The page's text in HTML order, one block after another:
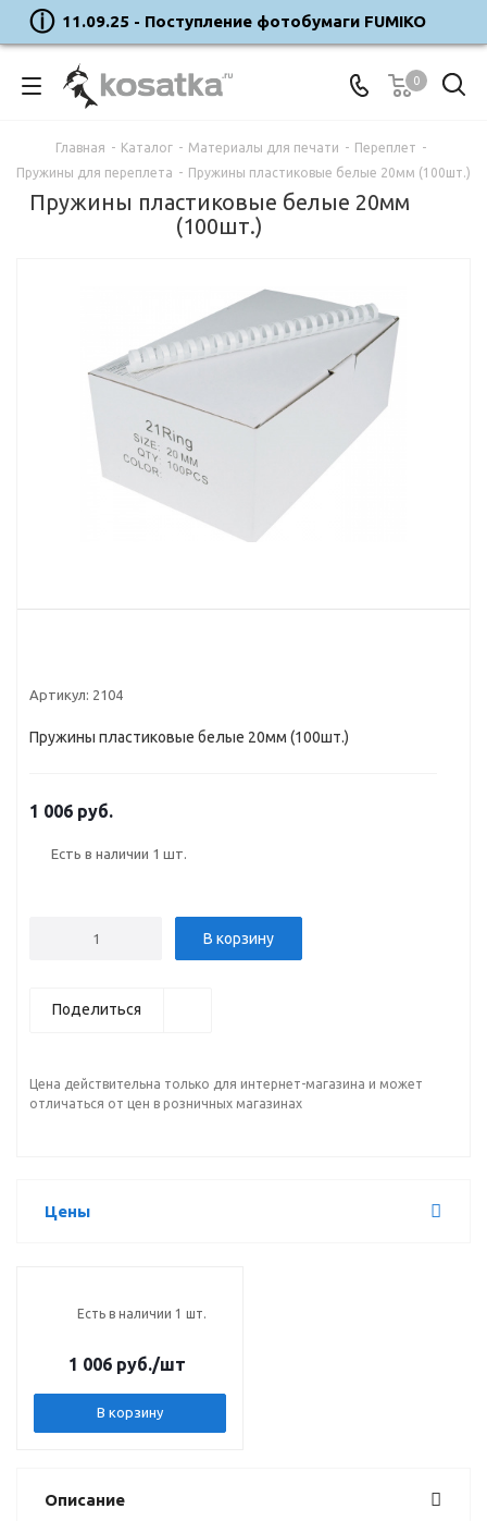
11.09.25 - Поступление фотобумаги FUMIKO
0
Главная - Каталог - Материалы для печати - Переплет -
Пружины для переплета - Пружины пластиковые белые 20мм (100шт.)
Пружины пластиковые белые 20мм
(100шт.)
Артикул: 2104
Пружины пластиковые белые 20мм (100шт.)
1 006 руб.
Есть в наличии 1 шт.
В корзину
Поделиться
Цена действительна только для интернет-магазина и может
отличаться от цен в розничных магазинах
Цены
Есть в наличии 1 шт.
1 006 руб./шт
В корзину
Описание